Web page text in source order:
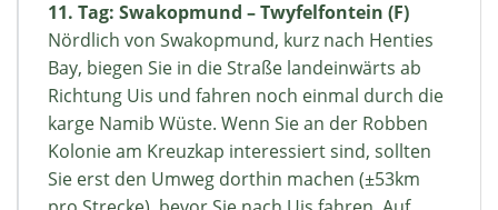
11. Tag: Swakopmund – Twyfelfontein (F)
Nördlich von Swakopmund, kurz nach Henties
Bay, biegen Sie in die Straße landeinwärts ab
Richtung Uis und fahren noch einmal durch die
karge Namib Wüste. Wenn Sie an der Robben
Kolonie am Kreuzkap interessiert sind, sollten
Sie erst den Umweg dorthin machen (±53km